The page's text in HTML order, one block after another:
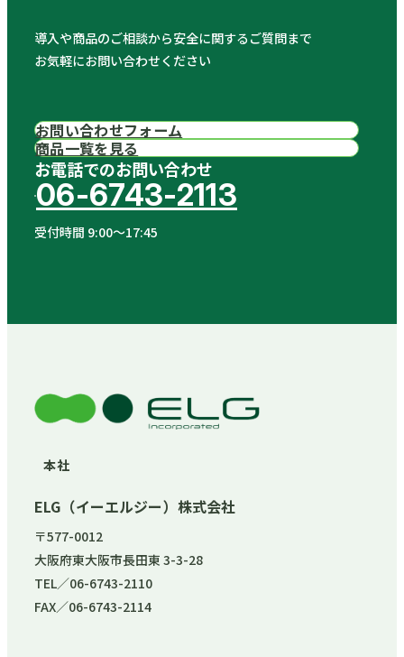
導入や商品のご相談から安全に関するご質問まで
お気軽にお問い合わせください
お電話でのお問い合わせ
06-6743-2113
受付時間 9:00〜17:45
お問い合わせフォーム
商品一覧を見る
本社
ELG（イーエルジー）株式会社
〒577-0012
大阪府東大阪市長田東 3-3-28
TEL／06-6743-2110
FAX／06-6743-2114